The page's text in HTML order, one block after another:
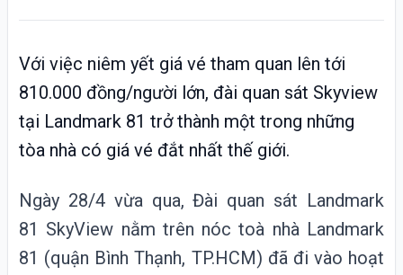
Với việc niêm yết giá vé tham quan lên tới
810.000 đồng/người lớn, đài quan sát Skyview
tại Landmark 81 trở thành một trong những
tòa nhà có giá vé đắt nhất thế giới.
Ngày 28/4 vừa qua, Đài quan sát Landmark
81 SkyView nằm trên nóc toà nhà Landmark
81 (quận Bình Thạnh, TP.HCM) đã đi vào hoạt